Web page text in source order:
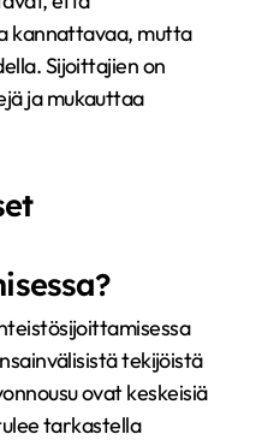
kannattavaa, mutta
Sijoittajien on
ja mukauttaa
tekijöistä
ovat keskeisiä
tarkastella